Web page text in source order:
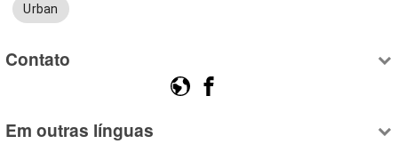
Urban
Contato
Em outras línguas